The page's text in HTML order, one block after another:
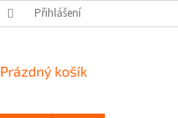
KONTAKTY
Přihlášení
NÁKUPNÍ
Prázdný košík